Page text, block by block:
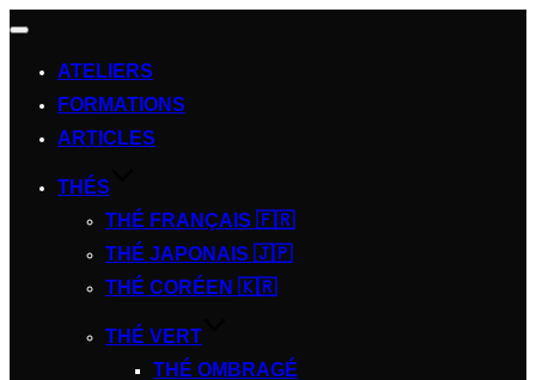
Afficher/masquer
navigationATELIERS
FORMATIONS
ARTICLES
THÉS
THÉ FRANÇAIS 🇫🇷
THÉ JAPONAIS 🇯🇵
THÉ CORÉEN 🇰🇷
THÉ VERT
THÉ OMBRAGÉ